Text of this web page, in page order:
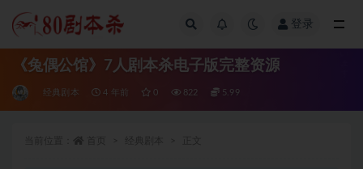
登录
《兔偶公馆》7人剧本杀电子版完整资源
经典剧本 4 年前 0 822 5.99